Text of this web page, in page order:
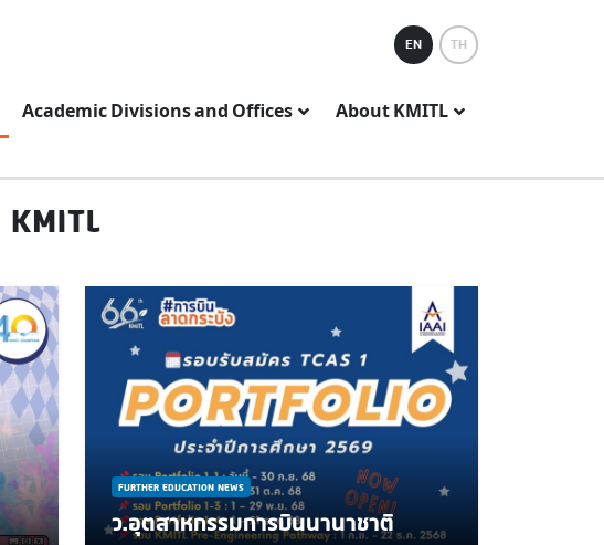
EN TH
Academic Divisions and Offices
About KMITL
FURTHER EDUCATION NEWS
ว.อุตสาหกรรมการบินนานาชาติ